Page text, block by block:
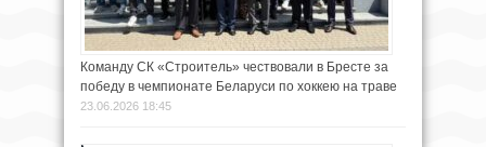
Команду СК «Строитель» чествовали в Бресте за
победу в чемпионате Беларуси по хоккею на траве
23.06.2026 18:45